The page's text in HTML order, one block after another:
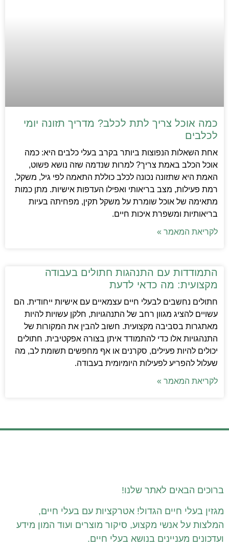
כמה אוכל צריך לתת לכלב? מדריך תזונה יומי
לכלבים
אחת השאלות הנפוצות ביותר בקרב בעלי כלבים היא: כמה
אוכל הכלב באמת צריך? למרות שנדמה שזה נושא פשוט,
האמת היא שתזונה נכונה לכלב כוללת התאמה לפי גיל, משקל,
רמת פעילות, מצב בריאותי ואפילו העדפות אישיות. מתן כמות
מתאימה של אוכל שומרת על משקל תקין, מפחיתה בעיות
בריאותיות ומשפרת איכות חיים.
לקריאת המאמר »
התמודדות עם התנהגות חתולים בעבודה
מקצועית: מה כדאי לדעת
חתולים נחשבים לבעלי חיים עצמאיים עם אישיות ייחודית. הם
עשויים להציג מגוון רחב של התנהגויות, חלקן עשויות להיות
מאתגרות בסביבה מקצועית. חשוב להבין את המקורות של
התנהגויות אלו כדי להתמודד איתן בצורה אפקטיבית. חתולים
יכולים להיות פעילים, סקרנים או אף מחפשים תשומת לב, מה
שעלול להפריע לפעילות היומיומית בעבודה.
לקריאת המאמר »
ברוכים הבאים לאתר שלנו!
מגזין בעלי חיים הגדול! אטרקציות עם בעלי חיים,
המלצות על אנשי מקצוע, סיקור מוצרים ועוד המון מידע
ועדכונים מעניינים בנושא בעלי חיים.